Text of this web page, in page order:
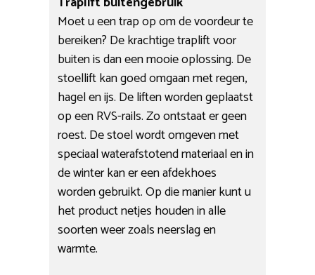
Moet u een trap op om de voordeur te
bereiken? De krachtige traplift voor
buiten is dan een mooie oplossing. De
stoellift kan goed omgaan met regen,
hagel en ijs. De liften worden geplaatst
op een RVS-rails. Zo ontstaat er geen
roest. De stoel wordt omgeven met
speciaal waterafstotend materiaal en in
de winter kan er een afdekhoes
worden gebruikt. Op die manier kunt u
het product netjes houden in alle
soorten weer zoals neerslag en
warmte.